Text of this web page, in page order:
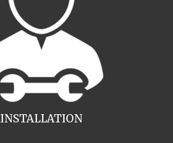
INSTALLATION